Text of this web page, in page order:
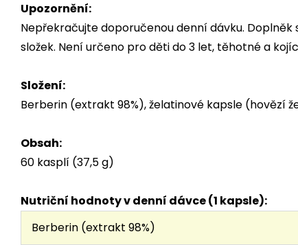
Upozornění:
Nepřekračujte doporučenou denní dávku.
složek. Není určeno pro děti do 3 let, těhotné a
Složení:
Berberin (extrakt 98%), želatinové kapsle (hovězí
Obsah:
60 kasplí (37,5 g)
Nutriční hodnoty v denní dávce (1 kapsle):
Berberin (extrakt 98%)